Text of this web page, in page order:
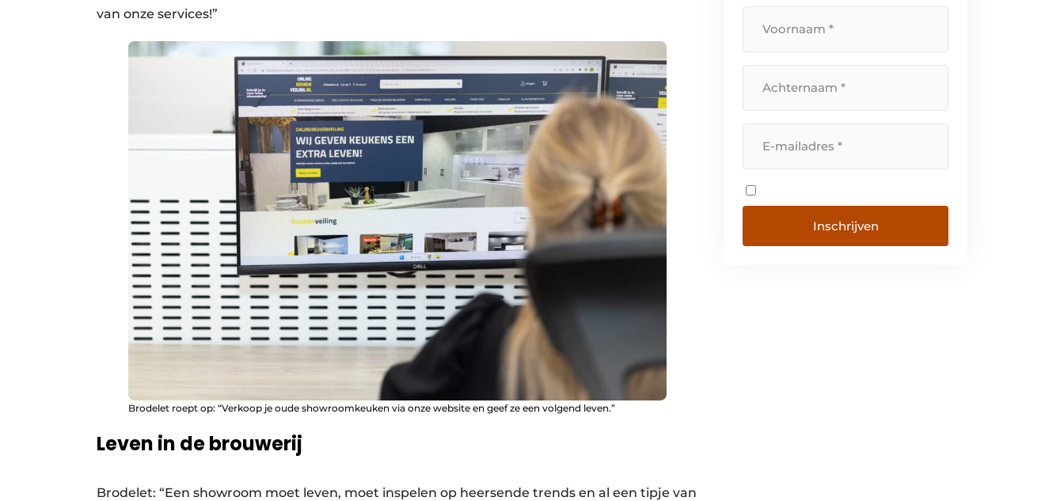
van onze services!”
Brodelet roept op: “Verkoop je oude showroomkeuken via onze website en geef ze een volgend leven.”
Leven in de brouwerij
Brodelet: “Een showroom moet leven, moet inspelen op heersende trends en al een tipje van